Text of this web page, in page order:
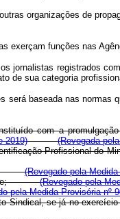
organizações de
exerçam funções nas
jornalistas registrados
de sua categoria
será baseada nas
com a
2019) (Revogada
Profissional
(Revogado pela
(Revogado pela
pela Medida Provisória nº
Sindical, se já no